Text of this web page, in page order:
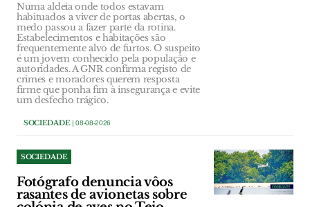
Numa aldeia onde todos estavam
habituados a viver de portas abertas, o
medo passou a fazer parte da rotina.
Estabelecimentos e habitações são
frequentemente alvo de furtos. O suspeito
é um jovem conhecido pela população e
autoridades. A GNR confirma registo de
crimes e moradores querem resposta
firme que ponha fim à insegurança e evite
um desfecho trágico.
SOCIEDADE| 08-08-2026
SOCIEDADE
Fotógrafo denuncia vôos
rasantes de avionetas sobre